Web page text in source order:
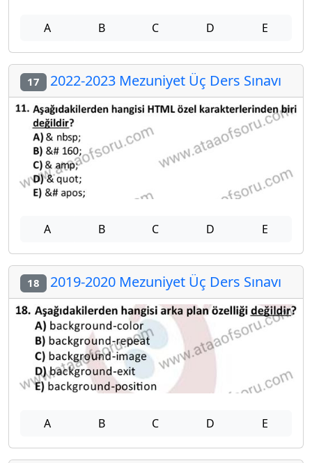
A B C D E
17 2022-2023 Mezuniyet Üç Ders Sınavı
A B C D E
18 2019-2020 Mezuniyet Üç Ders Sınavı
A B C D E